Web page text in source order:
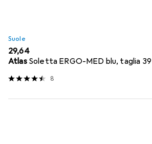
Suole
EUR
29,64
Atlas Soletta ERGO-MED blu, taglia 39
8